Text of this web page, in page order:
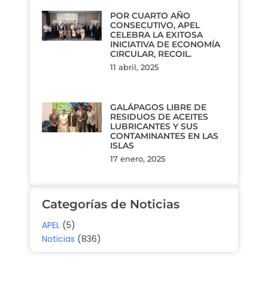
POR CUARTO AÑO
CONSECUTIVO, APEL
CELEBRA LA EXITOSA
INICIATIVA DE ECONOMÍA
CIRCULAR, RECOIL.
11 abril, 2025
GALÁPAGOS LIBRE DE
RESIDUOS DE ACEITES
LUBRICANTES Y SUS
CONTAMINANTES EN LAS
ISLAS
17 enero, 2025
Categorías de Noticias
APEL (5)
Noticias (836)